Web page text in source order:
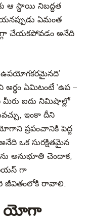
ఆ స్థాయి నిబద్ధత
ఏమంత
చేయకపోవడం అనేది
అర్థం ఏమిటంటే ‘ఉప –
ఐదు నిమిషాల్లో
ఇంకా దీని
ప్రపంచానికి పెద్ద
ఒక సురక్షితమైన
అనుభూతి చెందాక,
గా
జీవితంలోకి రావాలి.
యోగా